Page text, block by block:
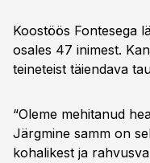
Koostöös Fontesega
osales 47 inimest.
teineteist täiendava
“Oleme mehitanud
Järgmine samm on
kohalikest ja